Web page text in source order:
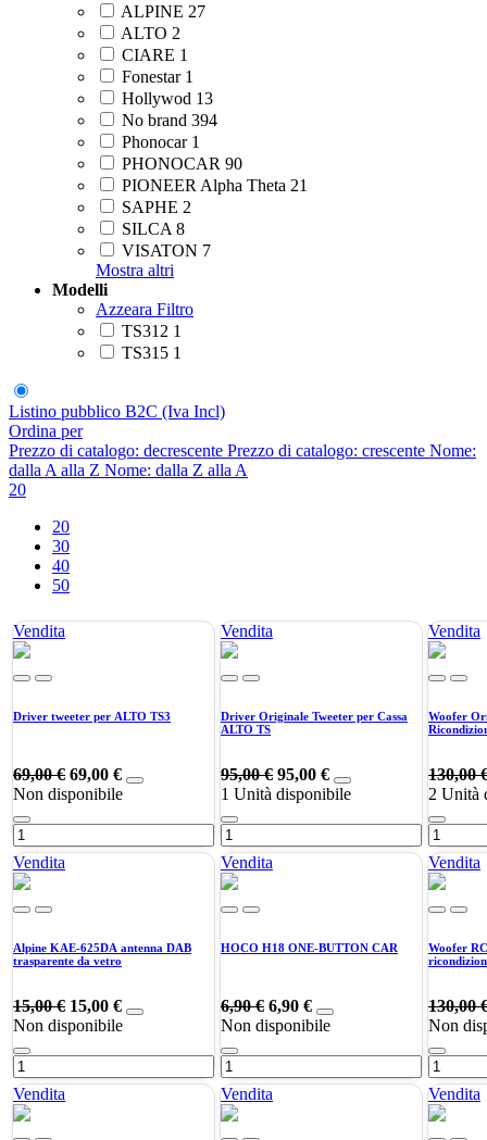
ALPINE 27
ALTO 2
CIARE 1
Fonestar 1
Hollywod 13
No brand 394
Phonocar 1
PHONOCAR 90
PIONEER Alpha Theta 21
SAPHE 2
SILCA 8
VISATON 7
Mostra altri
Modelli
Azzeara Filtro
TS312 1
TS315 1
Listino pubblico B2C (Iva Incl)
Ordina per
Prezzo di catalogo: decrescente Prezzo di catalogo: crescente Nome:
dalla A alla Z Nome: dalla Z alla A
20
20
30
40
50
Vendita
Driver tweeter per ALTO TS3
69,00€ 69,00 €
Non disponibile
Vendita
Driver Originale Tweeter per Cassa
ALTO TS
95,00€ 95,00 €
1 Unità disponibile
Vendita
Woofer
130,00
2 Unità
Vendita
Alpine KAE-625DA antenna DAB
trasparente da vetro
15,00€ 15,00 €
Non disponibile
Vendita
HOCO H18 ONE-BUTTON CAR
6,90€ 6,90 €
Non disponibile
Vendita
Woofer
130,00
Non
Vendita Vendita Vendita